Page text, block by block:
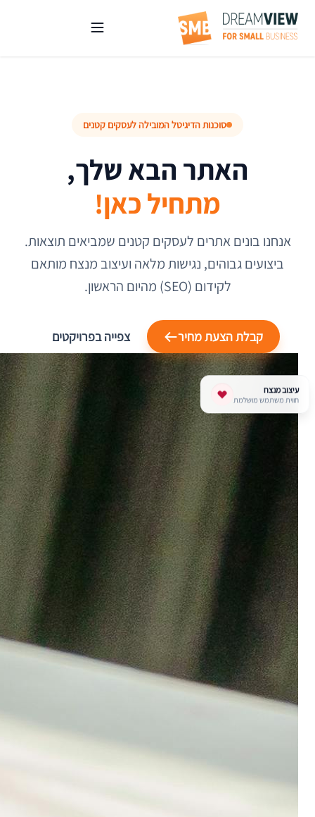
חווית משתמש מושלמת
סוכנות הדיגיטל המובילה לעסקים קטנים
האתר הבא שלך,
מתחיל כאן!
אנחנו בונים אתרים לעסקים קטנים שמביאים תוצאות.
ביצועים גבוהים, נגישות מלאה ועיצוב מנצח מותאם
לקידום (SEO) מהיום הראשון.
קבלת הצעת מחיר צפייה בפרויקטים